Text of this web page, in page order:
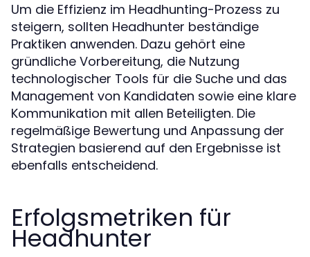
Um die Effizienz im Headhunting-Prozess zu
steigern, sollten Headhunter beständige
Praktiken anwenden. Dazu gehört eine
gründliche Vorbereitung, die Nutzung
technologischer Tools für die Suche und das
Management von Kandidaten sowie eine klare
Kommunikation mit allen Beteiligten. Die
regelmäßige Bewertung und Anpassung der
Strategien basierend auf den Ergebnisse ist
ebenfalls entscheidend.
Erfolgsmetriken für
Headhunter